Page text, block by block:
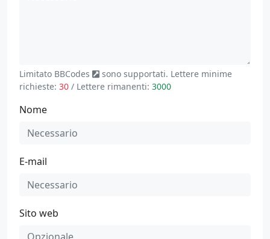
Limitato BBCodes
sono supportati. Lettere minime
richieste: 30 / Lettere rimanenti: 3000
Nome
E-mail
Sito web